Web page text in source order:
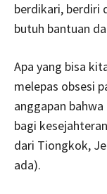
berdikari, berdiri
butuh bantuan
Apa yang bisa
melepas obsesi
anggapan
bagi
dari Tiongkok,
ada).